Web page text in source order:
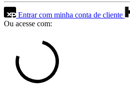
Entrar com minha conta de cliente
Ou acesse com: